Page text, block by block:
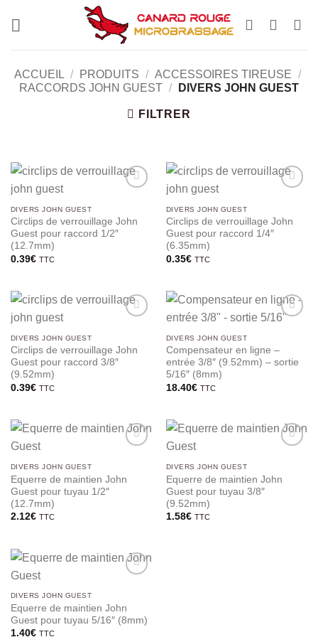
ACCUEIL / PRODUITS / ACCESSOIRES TIREUSE /
RACCORDS JOHN GUEST / DIVERS JOHN GUEST
FILTRER
DIVERS JOHN GUEST
Circlips de verrouillage John
Guest pour raccord 1/2″
(12.7mm)
0.39€ TTC
DIVERS JOHN GUEST
Circlips de verrouillage John
Guest pour raccord 1/4″
(6.35mm)
0.35€ TTC
DIVERS JOHN GUEST
Circlips de verrouillage John
Guest pour raccord 3/8″
(9.52mm)
0.39€ TTC
DIVERS JOHN GUEST
Compensateur en ligne –
entrée 3/8″ (9.52mm) – sortie
5/16″ (8mm)
18.40€ TTC
DIVERS JOHN GUEST
Equerre de maintien John
Guest pour tuyau 1/2″
(12.7mm)
2.12€ TTC
DIVERS JOHN GUEST
Equerre de maintien John
Guest pour tuyau 3/8″
(9.52mm)
1.58€ TTC
DIVERS JOHN GUEST
Equerre de maintien John
Guest pour tuyau 5/16″ (8mm)
1.40€ TTC